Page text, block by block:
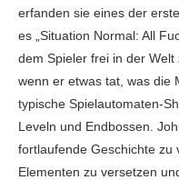
erfanden sie eines der
es „Situation Normal: All
dem Spieler frei in der
wenn er etwas tat, was die
typische Spielautomaten-
Leveln und Endbossen.
fortlaufende Geschichte zu
Elementen zu versetzen